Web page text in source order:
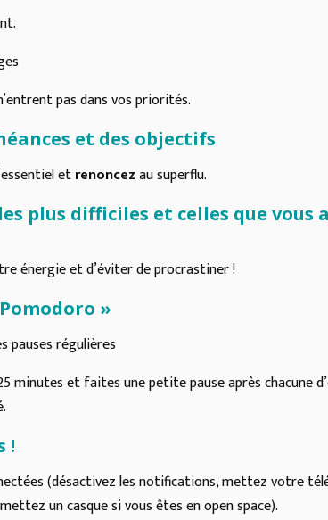
pas dans vos priorités.
et des objectifs
etrenoncezau superflu.
plus difficiles et celles que vous
énergie et d’éviter de procrastiner !
»
pauses régulières
minutes et faites une petite pause après chacune
!
(désactivez les notifications, mettez votre
un casque si vous êtes en open space).